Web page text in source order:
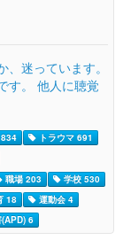
迷っています。
す。 他人に聴覚
トラウマ 691
職場 203
学校 530
18
運動会 4
6